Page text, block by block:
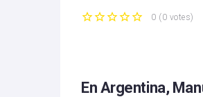
0 ( 0 votes)
En Argentina,